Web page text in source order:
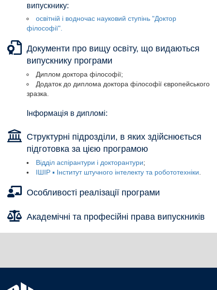
випускнику:
освітній і водночас науковий ступінь "Доктор
філософії".
Документи про вищу освіту, що видаються
випускнику програми
Диплом доктора філософії;
Додаток до диплома доктора філософії європейського
зразка.
Інформація в дипломі:
Структурні підрозділи, в яких здійснюється
підготовка за цією програмою
Відділ аспірантури і докторантури
ІШІР ▪ Інститут штучного інтелекту та робототехніки
Особливості реалізації програми
Академічні та професійні права випускників